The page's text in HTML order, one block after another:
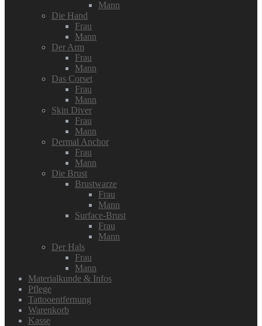
Mann
Die Hand
Frau
Mann
Der Arm
Frau
Mann
Das Corset
Frau
Mann
Skin Diver
Frau
Mann
Dermal Anchor
Frau
Mann
Die Brust
Brustwarze
Frau
Mann
Surface-Brust
Frau
Mann
Der Hals
Frau
Mann
Materialkunde & Infos
Pflege
Tattooentfernung
Warenkorb
Kasse